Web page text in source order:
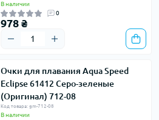
В наличии
0
978 ₴
Очки для плавания Aqua Speed ​​
Eclipse 61412 Серо-зеленые
(Оригинал) 712-08
Код товара: gm-712-08
В наличии